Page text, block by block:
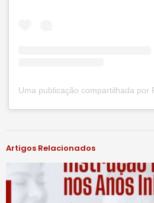
#notíciassbu
Artigos Relacionados